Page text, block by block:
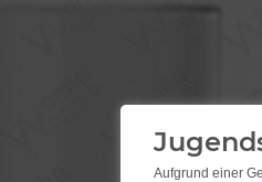
Aufgrund einer